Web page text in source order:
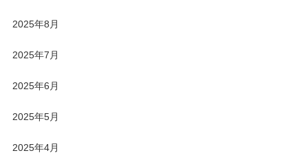
2025年8月
2025年7月
2025年6月
2025年5月
2025年4月